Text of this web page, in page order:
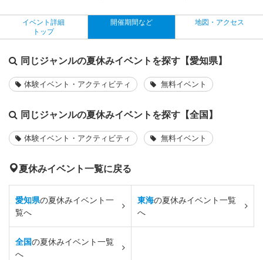
イベント詳細
トップ
開催期間など 地図・アクセス
同じジャンルの夏休みイベントを探す【愛知県】
体験イベント・アクティビティ 無料イベント
同じジャンルの夏休みイベントを探す【全国】
体験イベント・アクティビティ 無料イベント
夏休みイベント一覧に戻る
愛知県の夏休みイベント一
覧へ
東海の夏休みイベント一覧
へ
全国の夏休みイベント一覧
へ